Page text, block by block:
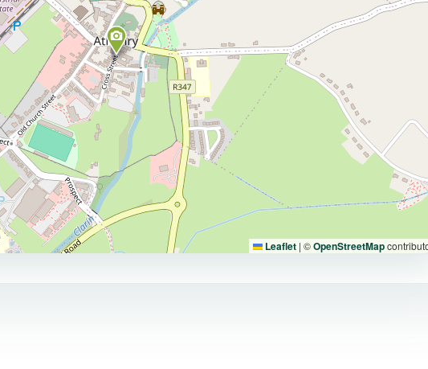
Leaflet | ©OpenStreetMap